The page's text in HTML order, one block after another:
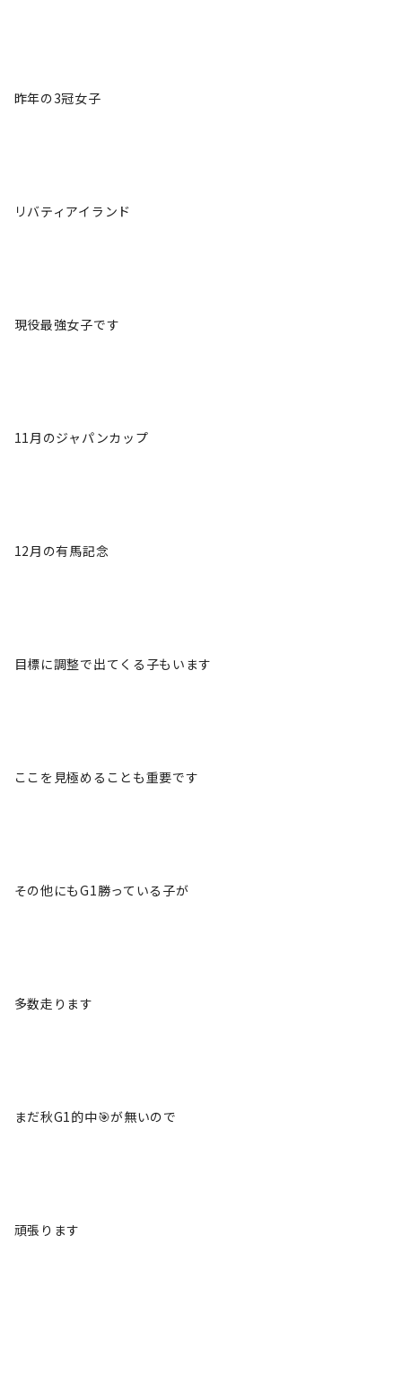
昨年の3冠女子
リバティアイランド
現役最強女子です
11月のジャパンカップ
12月の有馬記念
目標に調整で出てくる子もいます
ここを見極めることも重要です
その他にもG1勝っている子が
多数走ります
まだ秋G1的中🎯が無いので
頑張ります